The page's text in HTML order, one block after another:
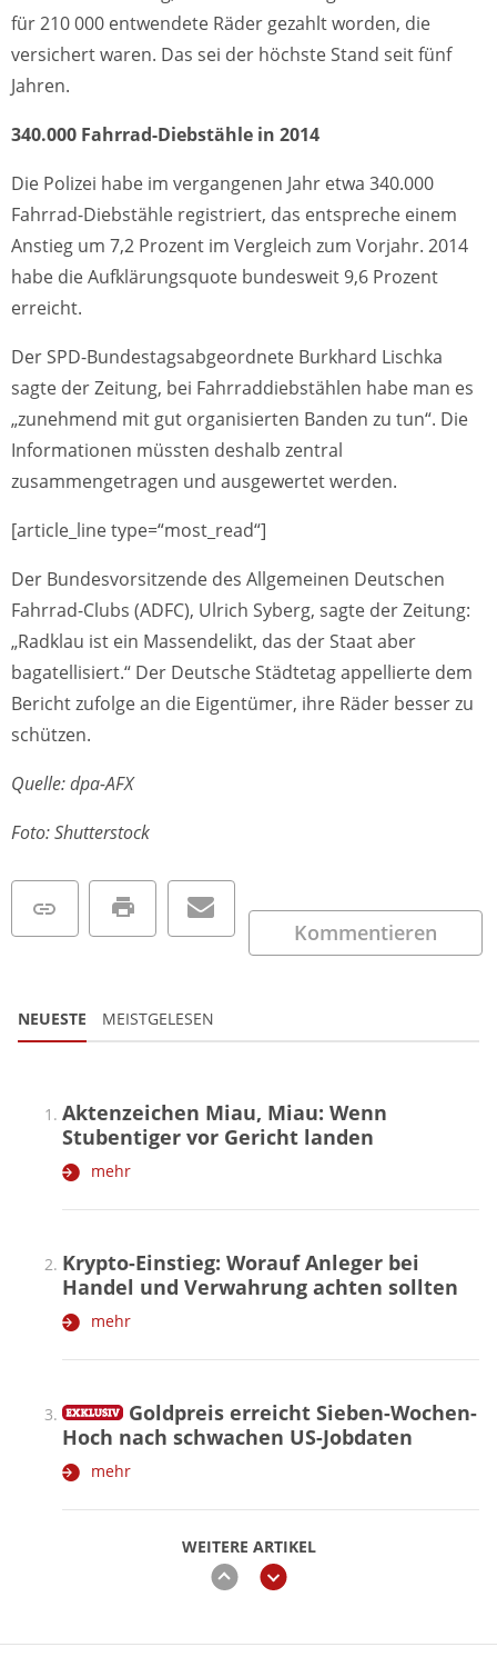
für 210 000 entwendete Räder gezahlt worden, die
versichert waren. Das sei der höchste Stand seit fünf
Jahren.
340.000 Fahrrad-Diebstähle in 2014
Die Polizei habe im vergangenen Jahr etwa 340.000
Fahrrad-Diebstähle registriert, das entspreche einem
Anstieg um 7,2 Prozent im Vergleich zum Vorjahr. 2014
habe die Aufklärungsquote bundesweit 9,6 Prozent
erreicht.
Der SPD-Bundestagsabgeordnete Burkhard Lischka
sagte der Zeitung, bei Fahrraddiebstählen habe man es
„zunehmend mit gut organisierten Banden zu tun“. Die
Informationen müssten deshalb zentral
zusammengetragen und ausgewertet werden.
[article_line type=“most_read“]
Der Bundesvorsitzende des Allgemeinen Deutschen
Fahrrad-Clubs (ADFC), Ulrich Syberg, sagte der Zeitung:
„Radklau ist ein Massendelikt, das der Staat aber
bagatellisiert.“ Der Deutsche Städtetag appellierte dem
Bericht zufolge an die Eigentümer, ihre Räder besser zu
schützen.
Quelle: dpa-AFX
Foto: Shutterstock
Kommentieren
NEUESTE MEISTGELESEN
WEITERE ARTIKEL
zurückweiter
Aktenzeichen Miau, Miau: Wenn
Stubentiger vor Gericht landen
mehr
Krypto-Einstieg: Worauf Anleger bei
Handel und Verwahrung achten sollten
mehr
Goldpreis erreicht Sieben-Wochen-
Hoch nach schwachen US-Jobdaten
mehr